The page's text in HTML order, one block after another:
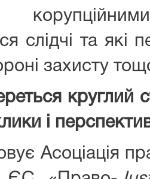
слідчі та які
захисту
круглий
і
Асоціація